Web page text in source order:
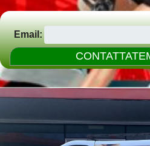
Email: